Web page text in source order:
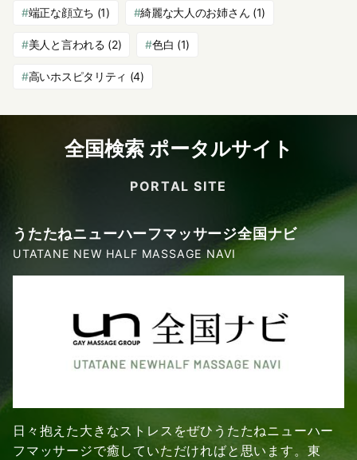
端正な顔立ち (1) 綺麗な大人のお姉さん (1)
美人と言われる (2) 色白 (1)
高いホスピタリティ (4)
全国検索 ポータルサイト
PORTAL SITE
うたたねニューハーフマッサージ全国ナビ
UTATANE NEW HALF MASSAGE NAVI
日々抱えた大きなストレスをぜひうたたねニューハー
フマッサージで癒していただければと思います。東